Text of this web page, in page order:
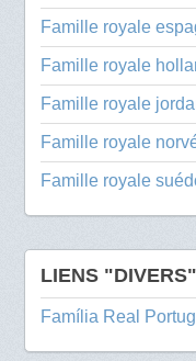
Famille royale
Famille royale
Famille royale
Famille royale
Famille royale
LIENS "DIVERS"
Família Real